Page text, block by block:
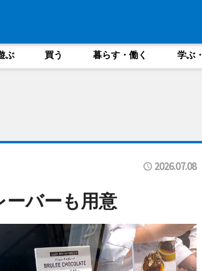
ぶ 買う 暮らす・働く 学ぶ
2026.07.08
バーも用意